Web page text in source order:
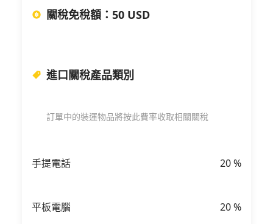
關稅免稅額 ： 50 USD
進口關稅產品類別
訂單中的裝運物品將按此費率收取相關關稅
手提電話 20%
平板電腦 20%